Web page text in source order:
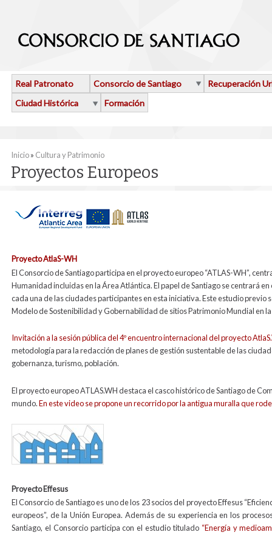
Real Patronato Consorcio de Santiago
Recuperación
Ciudad Histórica
Formación
Se encuentra usted aquí
Inicio» Cultura y Patrimonio
Proyectos Europeos
Proyecto AtlaS-WH
El Consorcio de Santiago participa en el proyecto europeo “ATLAS-WH”,
Humanidad incluidas en la Área Atlántica. El papel de Santiago se centrará
cada una de las ciudades participantes en esta iniciativa. Este estudio
Modelo de Sostenibilidad y Gobernabilidad de sitios Patrimonio Mundial en
Invitación a la sesión pública del 4º encuentro internacional del proyecto
metodología para la redacción de planes de gestión sustentable de las
gobernanza, turismo, población.
El proyecto europeo ATLAS.WH destaca el casco histórico de Santiago de
mundo.En este video se propone un recorrido por la antigua muralla que
effesus_logo1.jpg
Proyecto Effesus
El Consorcio de Santiago es uno de los 23 socios del proyecto Effesus
europeos”, de la Unión Europea. Además de su experiencia en los
Santiago, el Consorcio participa con el estudio titulado “Energía y